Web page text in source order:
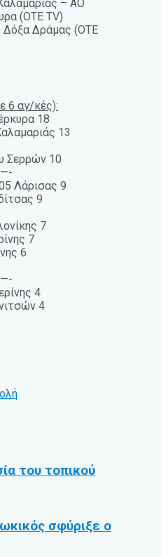
– AO
(OTE TV)
Δράμας (OTE
6 αγ/κές):
18
13
Σερρών 10
Λάρισας 9
9
7
7
6
4
4
του τοπικού
σφύριξε ο